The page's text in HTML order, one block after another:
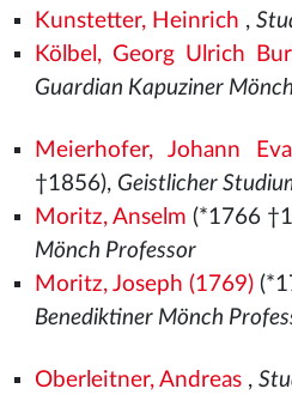
Kunstetter, Heinrich ,
Kölbel, Georg Ulrich
Guardian Kapuziner Mönch
Meierhofer, Johann
†1856), Geistlicher
Moritz, Anselm (*1766
Mönch Professor
Moritz, Joseph (1769)
Benediktiner Mönch
Oberleitner, Andreas,